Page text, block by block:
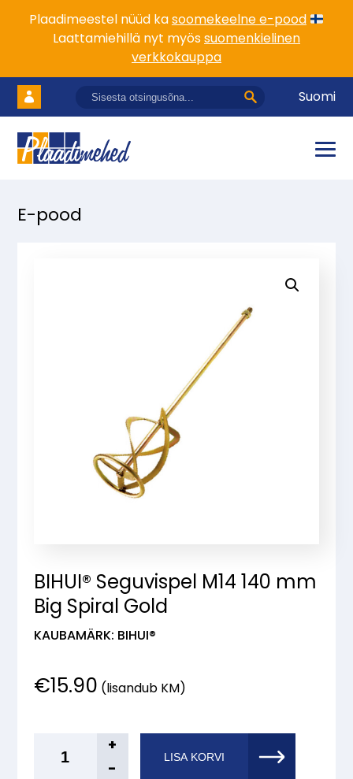
Plaadimeestel nüüd kasoomekeelne e-pood
Laattamiehillä nyt myössuomenkielinen
verkkokauppa
Suomi
E-pood
BIHUI® Seguvispel M14 140 mm
Big Spiral Gold
KAUBAMÄRK: BIHUI®
€15.90 (lisandub KM)
Seguvispel
+
-
LISA KORVI